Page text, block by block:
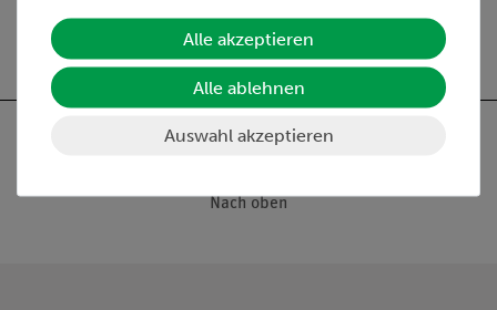
Nach oben
Alle akzeptieren
Alle ablehnen
Auswahl akzeptieren